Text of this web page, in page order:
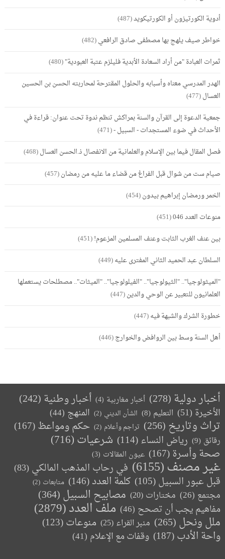
أدوية الكورتيزون أو الكورتيكويد(487)
خواطر صيف يلهج بها مصطفى صادق الرافعي(482)
ثمرات العبادة "من أراد السعادة الأبدية فليلزم عتبة العبودية"(480)
الهدر المدرسي معناه وأسبابه والحلول المقترحة لمحاربته الحسن بن الحسين
العسال(477)
جمعية الدعوة إلى القرآن والسنة بمراكش تنظم ندوة تحت عنوان: قراءة في
الأحداث في ضوء المستجدات - السبيل -(471)
فصل المقال فيما بين الإسلام والعلمانية من الانفصال ذ.الحسن العسال(468)
صيام ست من شوال قبل الفراغ من قضاء ما عليه من رمضان(457)
الخمر ورمضان إبراهيم بيدون(454)
منوعات العدد 046
(451)
بين عنف الغرب الثابت وعنف المسلمين المزعوم!(451)
السلطان عبد الحميد الثاني المفترى عليه(449)
"الميثولوجيا".. "الثيولوجيا".. "الفيلولوجيا".. "الميثات".. مصطلحات يستعملها
العلمانيون للتعبير عن الوحي والدين(447)
خطورة الشرك والشبهة فيه(447)
أهل السنة وسط بين الروافض والخوارج(446)
أخبار دولية (278) أخبار مغاربية (4) أخبار وطنية(242)
الأخيرة (51) التعليم (8) الشأن الديني (2) المنهج (44)
تراث وتاريخ(256) تراجم وأعلام (2) حكم ومواعظ(167)
رقائق (9) رياض النساء(114) شرعيات(716)
صحة وأسرة(167) عيون المقالات (3)
غير مصنف(6155) في رحاب المذهب المالكي (83)
قبل عبور السبيل(105) كلمة العدد(146) متابعات (2)
مجتمع (26) مختارات (20) مصابيح السبيل(364)
مفاهيم يجب أن تصحح (46) ملف العدد(2879)
ملل ونحل(265) منبر القراء(25) منوعات(123)
واحة الأدب(187) وقفات مع الإعلام (41)